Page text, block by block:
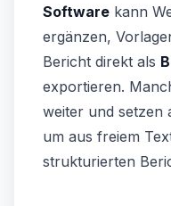
Software kann
ergänzen,
Bericht direkt als
exportieren.
weiter und setzen
um aus freiem
strukturierten